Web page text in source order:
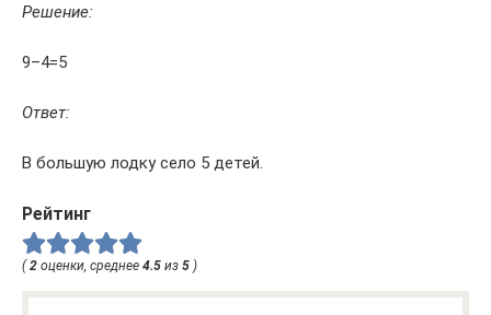
Решение:
9–4=5
Ответ:
В большую лодку село 5 детей.
Рейтинг
( 2 оценки, среднее 4.5 из 5 )